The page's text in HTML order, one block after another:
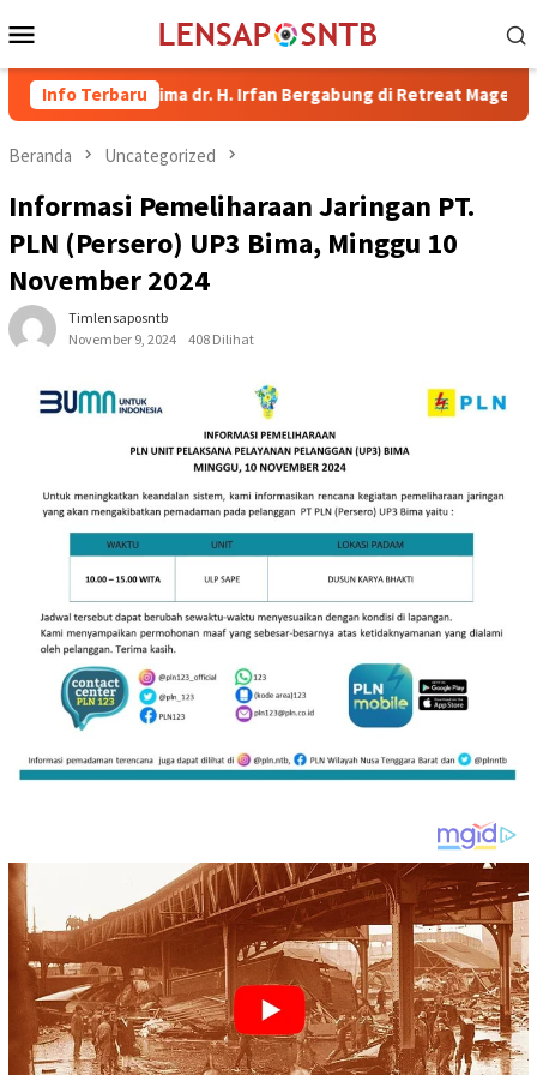
ke
Mobile
Info Terbaru
Bima dr. H. Irfan Bergabung di Retreat Magelang
Beranda Uncategorized
Informasi Pemeliharaan Jaringan PT.
PLN (Persero) UP3 Bima, Minggu 10
November 2024
Timlensaposntb
November 9, 2024
408 Dilihat